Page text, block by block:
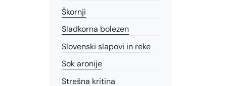
Škornji
Sladkorna bolezen
Slovenski slapovi in reke
Sok aronije
Strešna kritina